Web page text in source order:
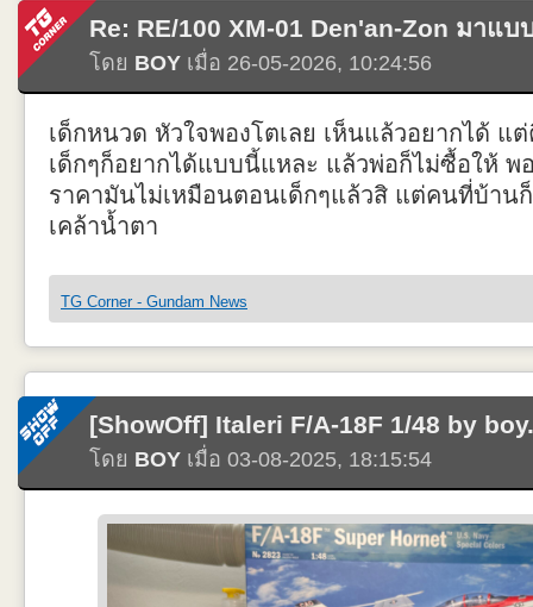
ต่างๆ ที่เกี่ยวข้องกับ Gunpla และ Gundam
โดย TG News Reporter
Re: RE/100 XM-01 Den'an-Zon มาแบ
โดย BOY เมื่อ 26-05-2026, 10:24:56
เด็กหนวด หัวใจพองโตเลย เห็นแล้วอยากได้
เด็กๆก็อยากได้แบบนี้แหละ แล้วพ่อก็ไม่ซื้อให้
ราคามันไม่เหมือนตอนเด็กๆแล้วสิ แต่คนที่บ้าน
เคล้าน้ำตา
TG Corner - Gundam News
[ShowOff] Italeri F/A-18F 1/48 by boy.
โดย BOY เมื่อ 03-08-2025, 18:15:54